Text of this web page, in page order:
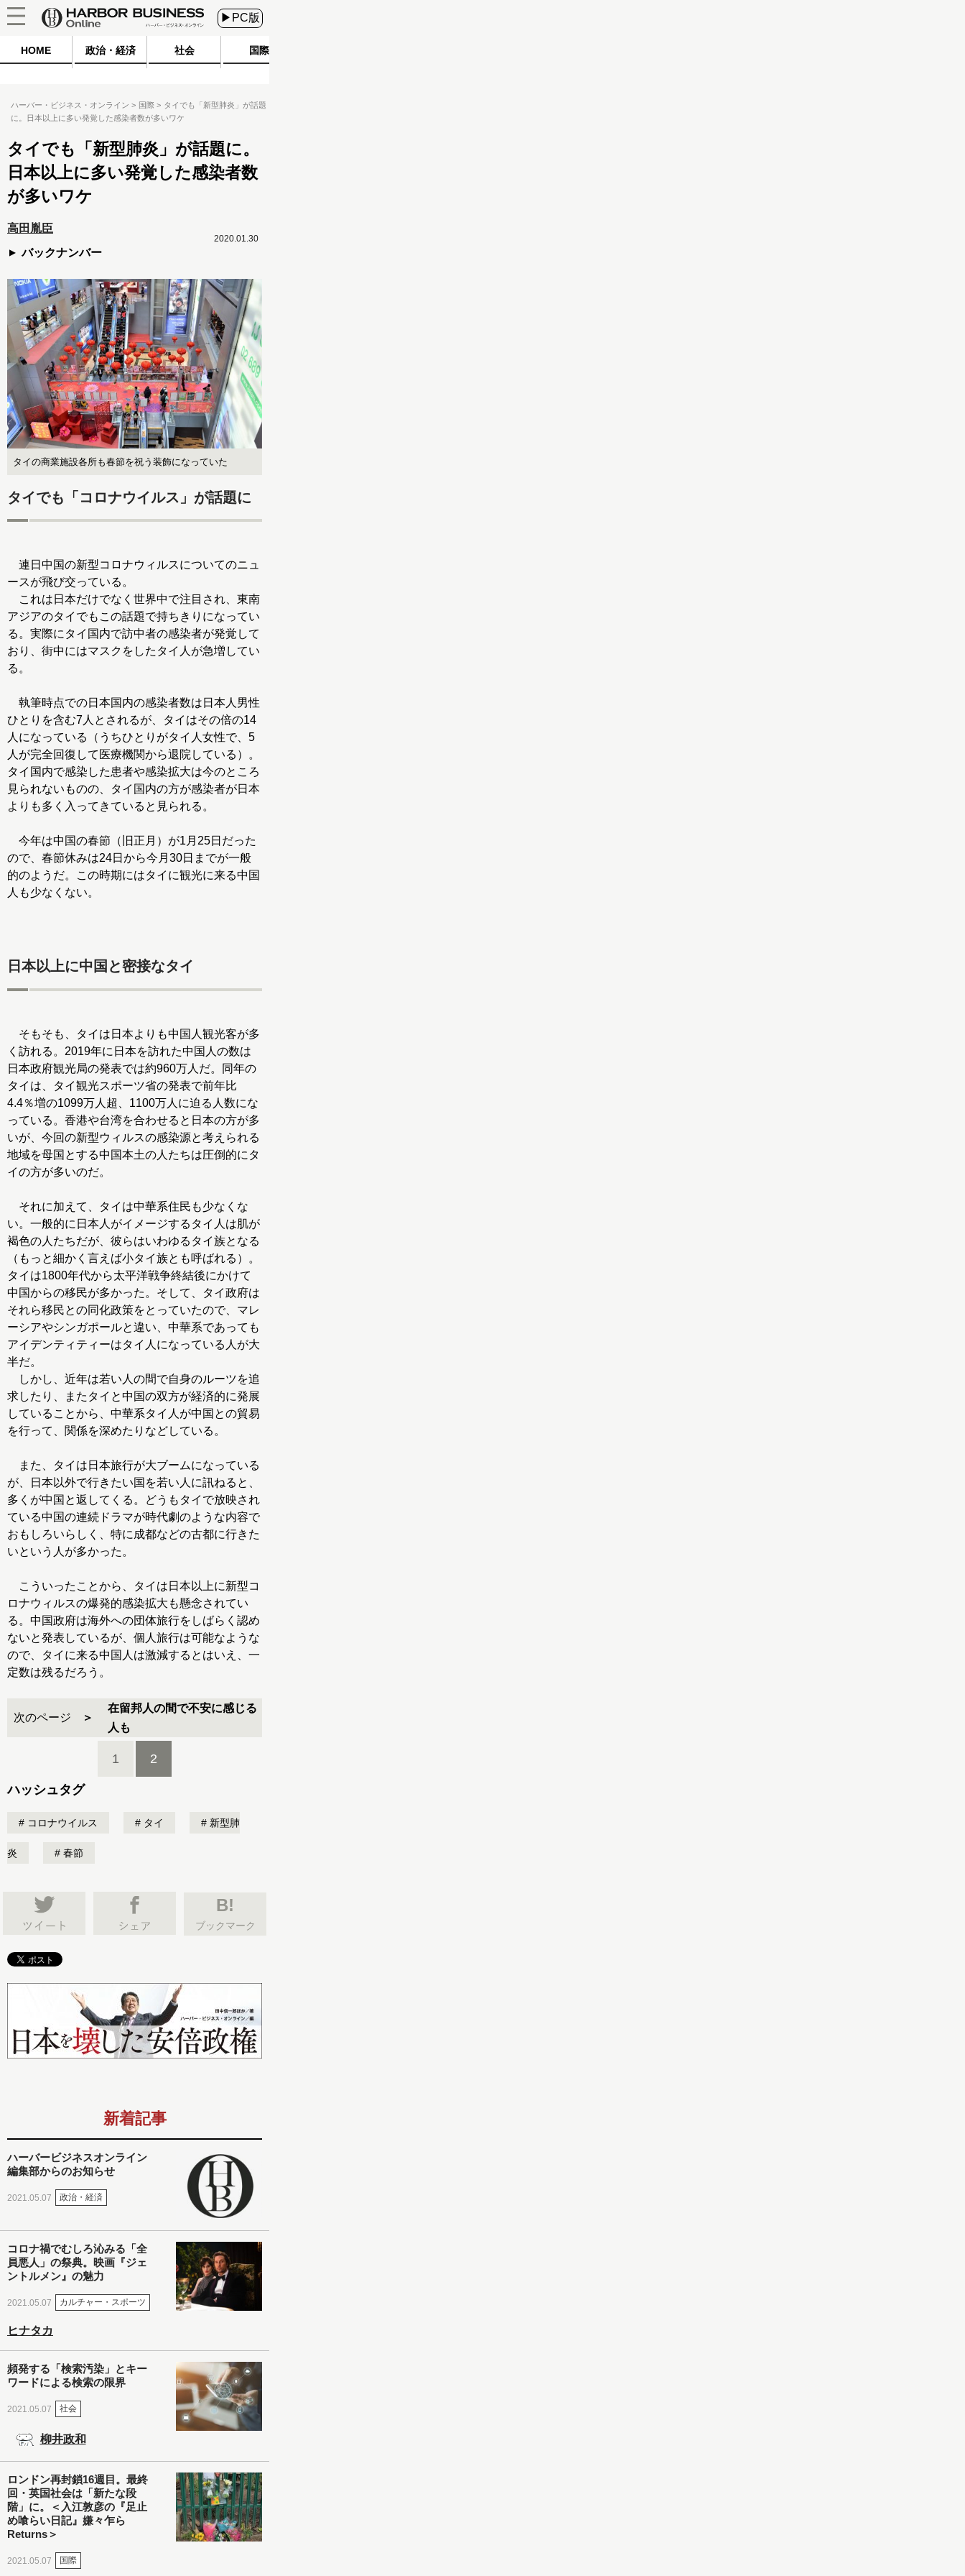
▶PC版
HOME 政治・経済 社会 国際
ハーバー・ビジネス・オンライン 国際
タイでも「新型肺炎」が話題
に。日本以上に多い発覚した感染者数が多いワケ
タイでも「新型肺炎」が話題に。
日本以上に多い発覚した感染者数
が多いワケ
高田胤臣
バックナンバー
2020.01.30
タイの商業施設各所も春節を祝う装飾になっていた
タイでも「コロナウイルス」が話題に
連日中国の新型コロナウィルスについてのニュ
ースが飛び交っている。
これは日本だけでなく世界中で注目され、東南
アジアのタイでもこの話題で持ちきりになってい
る。実際にタイ国内で訪中者の感染者が発覚して
おり、街中にはマスクをしたタイ人が急増してい
る。
執筆時点での日本国内の感染者数は日本人男性
ひとりを含む7人とされるが、タイはその倍の14
人になっている（うちひとりがタイ人女性で、5
人が完全回復して医療機関から退院している）。
タイ国内で感染した患者や感染拡大は今のところ
見られないものの、タイ国内の方が感染者が日本
よりも多く入ってきていると見られる。
今年は中国の春節（旧正月）が1月25日だった
ので、春節休みは24日から今月30日までが一般
的のようだ。この時期にはタイに観光に来る中国
人も少なくない。
日本以上に中国と密接なタイ
そもそも、タイは日本よりも中国人観光客が多
く訪れる。2019年に日本を訪れた中国人の数は
日本政府観光局の発表では約960万人だ。同年の
タイは、タイ観光スポーツ省の発表で前年比
4.4％増の1099万人超、1100万人に迫る人数にな
っている。香港や台湾を合わせると日本の方が多
いが、今回の新型ウィルスの感染源と考えられる
地域を母国とする中国本土の人たちは圧倒的にタ
イの方が多いのだ。
それに加えて、タイは中華系住民も少なくな
い。一般的に日本人がイメージするタイ人は肌が
褐色の人たちだが、彼らはいわゆるタイ族となる
（もっと細かく言えば小タイ族とも呼ばれる）。
タイは1800年代から太平洋戦争終結後にかけて
中国からの移民が多かった。そして、タイ政府は
それら移民との同化政策をとっていたので、マレ
ーシアやシンガポールと違い、中華系であっても
アイデンティティーはタイ人になっている人が大
半だ。
しかし、近年は若い人の間で自身のルーツを追
求したり、またタイと中国の双方が経済的に発展
していることから、中華系タイ人が中国との貿易
を行って、関係を深めたりなどしている。
また、タイは日本旅行が大ブームになっている
が、日本以外で行きたい国を若い人に訊ねると、
多くが中国と返してくる。どうもタイで放映され
ている中国の連続ドラマが時代劇のような内容で
おもしろいらしく、特に成都などの古都に行きた
いという人が多かった。
こういったことから、タイは日本以上に新型コ
ロナウィルスの爆発的感染拡大も懸念されてい
る。中国政府は海外への団体旅行をしばらく認め
ないと発表しているが、個人旅行は可能なような
ので、タイに来る中国人は激減するとはいえ、一
定数は残るだろう。
次のページ
在留邦人の間で不安に感じる
人も
1 2
ハッシュタグ
コロナウイルス タイ 新型肺
炎 春節
B!
ブックマーク
新着記事
ハーバービジネスオンライン
編集部からのお知らせ
2021.05.07 政治・経済
コロナ禍でむしろ沁みる「全
員悪人」の祭典。映画『ジェ
ントルメン』の魅力
2021.05.07 カルチャー・スポーツ
ヒナタカ
頻発する「検索汚染」とキー
ワードによる検索の限界
2021.05.07 社会
柳井政和
ロンドン再封鎖16週目。最終
回・英国社会は「新たな段
階」に。＜入江敦彦の『足止
め喰らい日記』嫌々乍ら
Returns＞
2021.05.07 国際